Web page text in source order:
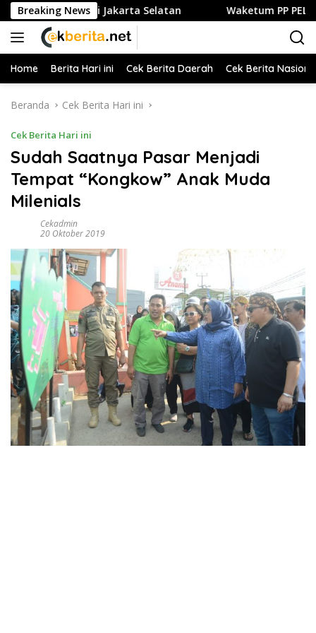
Langsung
ke
konten
Breaking News
Kuliner di Jakarta Selatan Waketum PP PELTI ,H.
Home Berita Hari ini Cek Berita Daerah Cek Berita
Beranda Cek Berita Hari ini
Cek Berita Hari ini
Sudah Saatnya Pasar Menjadi
Tempat “Kongkow” Anak Muda
Milenials
Cekadmin
20 Oktober 2019